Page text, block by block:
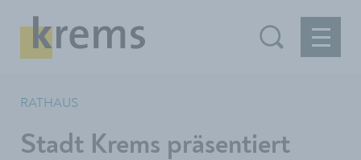
RATHAUS
Stadt Krems präsentiert